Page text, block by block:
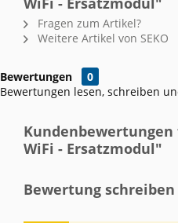
Fragen zum Artikel?
Weitere Artikel von SEKO
Bewertungen
0
Bewertungen lesen, schreiben
Kundenbewertungen
WiFi - Ersatzmodul"
Bewertung schreiben